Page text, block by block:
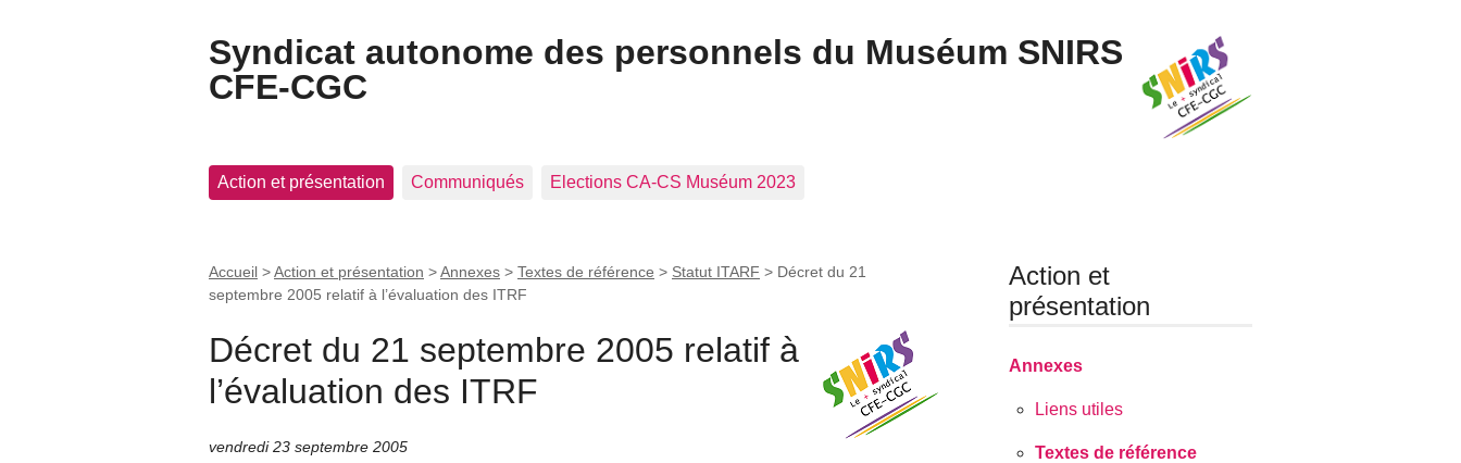
Syndicat autonome des personnels du Muséum SNIRS
CFE-CGC
Action et présentation Communiqués Elections CA-CS Muséum 2023
Accueil >Action et présentation >Annexes > Textes de référence > Statut ITARF > Décret du 21
septembre 2005 relatif à l’évaluation des ITRF
Décret du 21 septembre 2005 relatif à
l’évaluation des ITRF
vendredi 23 septembre 2005
Action et
présentation
Annexes
Liens utiles
Textes de référence